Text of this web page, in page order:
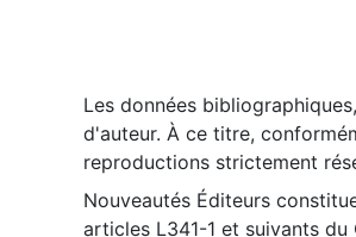
Les données
d'auteur. À ce titre,
reproductions strictement
Nouveautés Éditeurs
articles L341-1 et suivants